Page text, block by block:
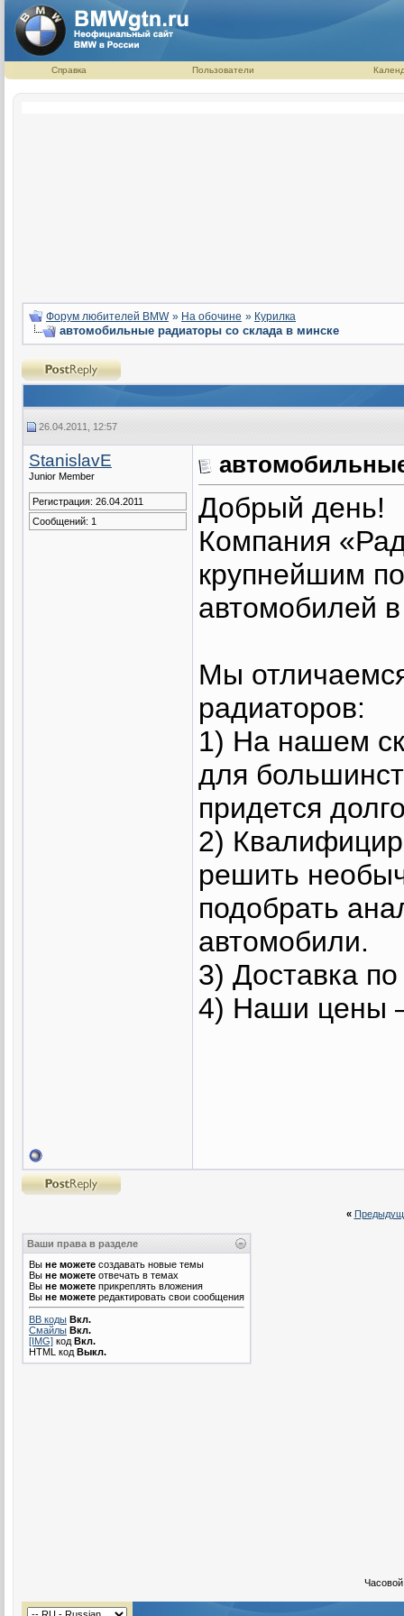
Справка Пользователи
Форум любителей BMW » На обочине » Курилка
автомобильные радиаторы со склада в минске
26.04.2011, 12:57
StanislavE
Junior Member
Регистрация: 26.04.2011
Сообщений: 1
Добрый день!
Компания
крупнейшим
автомобилей
Мы
радиаторов:
1) На нашем
для
придется
2)
решить
подобрать
автомобили.
3) Доставка
4) Наши цены
«
Ваши права в разделе
Вы не можете создавать новые темы
Вы не можете отвечать в темах
Вы не можете прикреплять вложения
Вы не можете редактировать свои сообщения
BB коды Вкл.
Смайлы Вкл.
[IMG] код Вкл.
HTML код Выкл.